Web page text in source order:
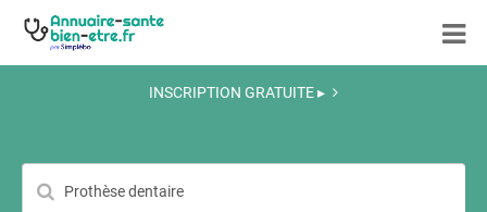
INSCRIPTION GRATUITE ▸